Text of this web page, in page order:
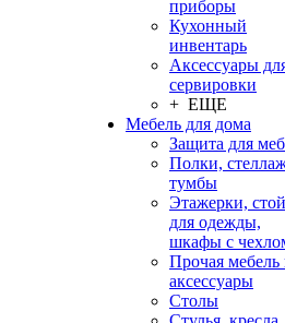
приборы
Кухонный
инвентарь
Аксессуары
сервировки
+ ЕЩЕ
Мебель для дома
Защита для
Полки,
тумбы
Этажерки,
для одежды,
шкафы с
Прочая мебель
аксессуары
Столы